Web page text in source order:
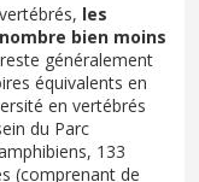
les
bien moins
généralement
équivalents en
en vertébrés
du Parc
133
(comprenant de